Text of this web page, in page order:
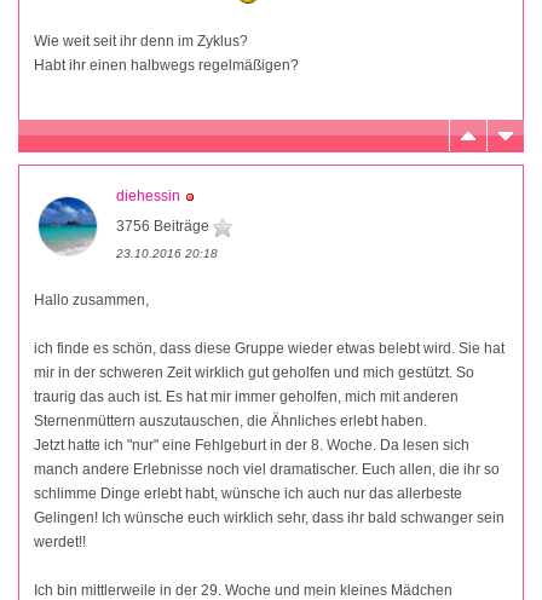
Wie weit seit ihr denn im Zyklus?
Habt ihr einen halbwegs regelmäßigen?
diehessin
3756 Beiträge
23.10.2016 20:18
Hallo zusammen,
ich finde es schön, dass diese Gruppe wieder etwas belebt wird. Sie hat
mir in der schweren Zeit wirklich gut geholfen und mich gestützt. So
traurig das auch ist. Es hat mir immer geholfen, mich mit anderen
Sternenmüttern auszutauschen, die Ähnliches erlebt haben.
Jetzt hatte ich "nur" eine Fehlgeburt in der 8. Woche. Da lesen sich
manch andere Erlebnisse noch viel dramatischer. Euch allen, die ihr so
schlimme Dinge erlebt habt, wünsche ich auch nur das allerbeste
Gelingen! Ich wünsche euch wirklich sehr, dass ihr bald schwanger sein
werdet!!
Ich bin mittlerweile in der 29. Woche und mein kleines Mädchen